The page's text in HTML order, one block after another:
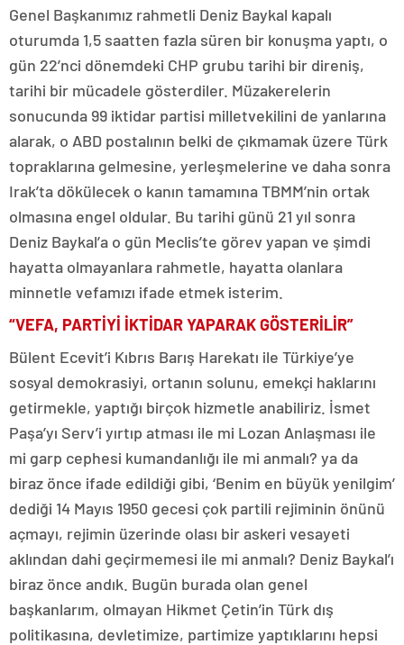
Genel Başkanımız rahmetli Deniz Baykal kapalı
oturumda 1,5 saatten fazla süren bir konuşma yaptı, o
gün 22’nci dönemdeki CHP grubu tarihi bir direniş,
tarihi bir mücadele gösterdiler. Müzakerelerin
sonucunda 99 iktidar partisi milletvekilini de yanlarına
alarak, o ABD postalının belki de çıkmamak üzere Türk
topraklarına gelmesine, yerleşmelerine ve daha sonra
Irak’ta dökülecek o kanın tamamına TBMM’nin ortak
olmasına engel oldular. Bu tarihi günü 21 yıl sonra
Deniz Baykal’a o gün Meclis’te görev yapan ve şimdi
hayatta olmayanlara rahmetle, hayatta olanlara
minnetle vefamızı ifade etmek isterim.
“VEFA, PARTİYİ İKTİDAR YAPARAK GÖSTERİLİR”
Bülent Ecevit’i Kıbrıs Barış Harekatı ile Türkiye’ye
sosyal demokrasiyi, ortanın solunu, emekçi haklarını
getirmekle, yaptığı birçok hizmetle anabiliriz. İsmet
Paşa’yı Serv’i yırtıp atması ile mi Lozan Anlaşması ile
mi garp cephesi kumandanlığı ile mi anmalı? ya da
biraz önce ifade edildiği gibi, ‘Benim en büyük yenilgim’
dediği 14 Mayıs 1950 gecesi çok partili rejiminin önünü
açmayı, rejimin üzerinde olası bir askeri vesayeti
aklından dahi geçirmemesi ile mi anmalı? Deniz Baykal’ı
biraz önce andık. Bugün burada olan genel
başkanlarım, olmayan Hikmet Çetin’in Türk dış
politikasına, devletimize, partimize yaptıklarını hepsi